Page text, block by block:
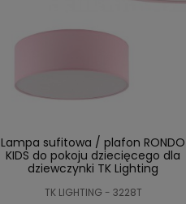
Lampa sufitowa / plafon RONDO
KIDS do pokoju dziecięcego dla
dziewczynki TK Lighting
TK LIGHTING - 3228T